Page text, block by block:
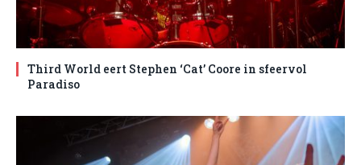
Third World eert Stephen ‘Cat’ Coore in sfeervol
Paradiso